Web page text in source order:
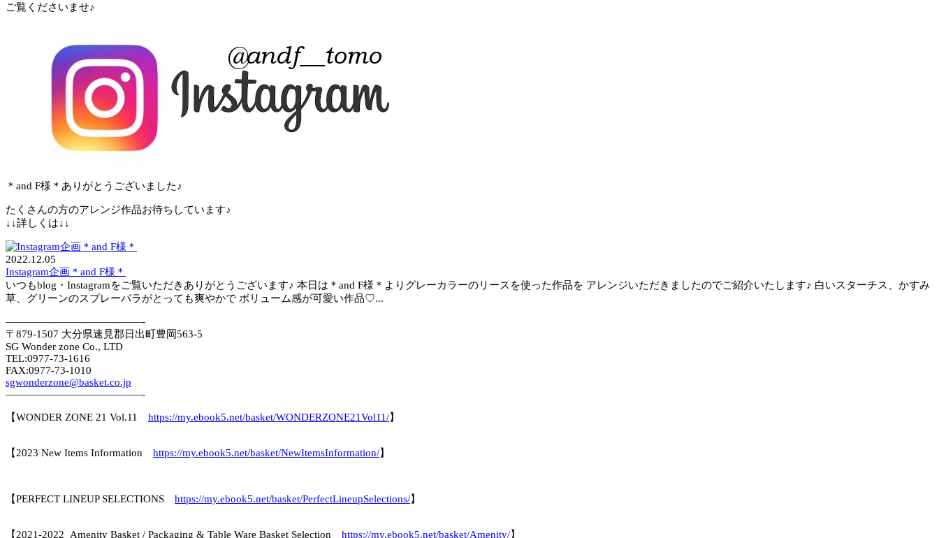
ご覧くださいませ♪
＊and F様＊ありがとうございました♪
たくさんの方のアレンジ作品お待ちしています♪
↓↓詳しくは↓↓
2022.12.05
Instagram企画＊and F様＊
いつもblog・Instagramをご覧いただきありがとうございます♪ 本日は＊and F様＊よりグレーカラーのリースを使った作品を アレンジいただきましたのでご紹介いたします♪ 白いスターチス、かすみ
草、グリーンのスプレーバラがとっても爽やかで ボリューム感が可愛い作品♡...
—————————————-
〒879-1507 大分県速見郡日出町豊岡563-5
SG Wonder zone Co., LTD
TEL:0977-73-1616
FAX:0977-73-1010
sgwonderzone@basket.co.jp
—————————————-
【WONDER ZONE 21 Vol.11 https://my.ebook5.net/basket/WONDERZONE21Vol11/】
【2023 New Items Information https://my.ebook5.net/basket/NewItemsInformation/】
【PERFECT LINEUP SELECTIONS https://my.ebook5.net/basket/PerfectLineupSelections/】
【2021-2022_Amenity Basket / Packaging & Table Ware Basket Selection https://my.ebook5.net/basket/Amenity/】